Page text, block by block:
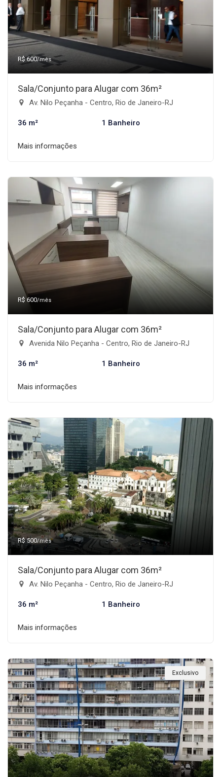
R$ 600/mês
Sala/Conjunto para Alugar com 36m²
Av. Nilo Peçanha - Centro, Rio de Janeiro-RJ
36 m² 1 Banheiro
Mais informações
R$ 600/mês
Sala/Conjunto para Alugar com 36m²
Avenida Nilo Peçanha - Centro, Rio de Janeiro-RJ
36 m² 1 Banheiro
Mais informações
R$ 500/mês
Sala/Conjunto para Alugar com 36m²
Av. Nilo Peçanha - Centro, Rio de Janeiro-RJ
36 m² 1 Banheiro
Mais informações
Exclusivo